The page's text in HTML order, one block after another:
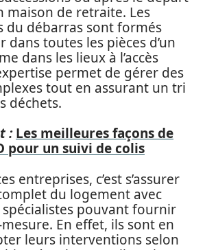
maison de retraite. Les
du débarras sont formés
toutes les pièces d’un
dans les lieux à l’accès
permet de gérer des
tout en assurant un tri
déchets.
: Les meilleures façons de
pour un suivi de colis
entreprises, c’est s’assurer
du logement avec
spécialistes pouvant fournir
En effet, ils sont en
leurs interventions selon